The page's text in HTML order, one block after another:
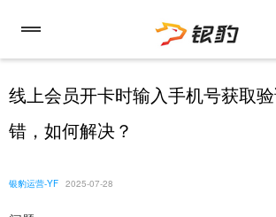
线上会员开卡时输入手机号获取
错，如何解决？
银豹运营-YF 2025-07-28